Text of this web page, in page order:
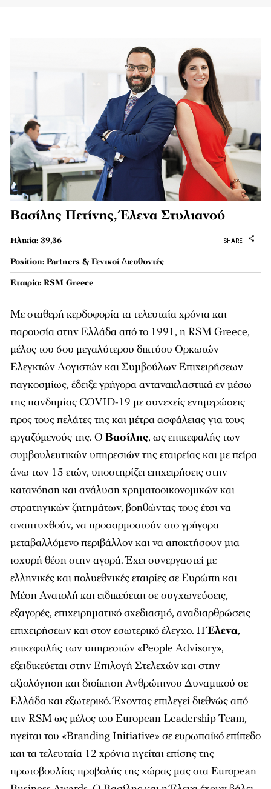
Βασίλης Πετίνης, Έλενα Στυλιανού
SHARE
Ηλικία: 39,36
Position: Partners & Γενικοί ∆ιευθυντές
Εταιρία: RSM Greece
Mε σταθερή κερδοφορία τα τελευταία χρόνια και
παρουσία στην Ελλάδα από το 1991, η RSM Greece,
μέλος του 6ου μεγαλύτερου δικτύου Ορκωτών
Ελεγκτών Λογιστών και Συμβούλων Επιχειρήσεων
παγκοσμίως, έδειξε γρήγορα αντανακλαστικά εν μέσω
της πανδημίας COVID-19 με συνεχείς ενημερώσεις
προς τους πελάτες της και μέτρα ασφάλειας για τους
εργαζόμενούς της. Ο Βασίλης, ως επικεφαλής των
συμβουλευτικών υπηρεσιών της εταιρείας και με πείρα
άνω των 15 ετών, υποστηρίζει επιχειρήσεις στην
κατανόηση και ανάλυση χρηματοοικονομικών και
στρατηγικών ζητημάτων, βοηθώντας τους έτσι να
αναπτυχθούν, να προσαρμοστούν στο γρήγορα
μεταβαλλόμενο περιβάλλον και να αποκτήσουν μια
ισχυρή θέση στην αγορά. Έχει συνεργαστεί με
ελληνικές και πολυεθνικές εταιρίες σε Ευρώπη και
Μέση Ανατολή και ειδικεύεται σε συγχωνεύσεις,
εξαγορές, επιχειρηματικό σχεδιασμό, αναδιαρθρώσεις
επιχειρήσεων και στον εσωτερικό έλεγχο. ΗΈλενα,
επικεφαλής των υπηρεσιών «People Advisory»,
εξειδικεύεται στην Επιλογή Στελεχών και στην
αξιολόγηση και διοίκηση Ανθρώπινου Δυναμικού σε
Ελλάδα και εξωτερικό. Έχοντας επιλεγεί διεθνώς από
την RSM ως μέλος του European Leadership Team,
ηγείται του «Branding Initiative» σε ευρωπαϊκό επίπεδο
και τα τελευταία 12 χρόνια ηγείται επίσης της
πρωτοβουλίας προβολής της χώρας μας στα European